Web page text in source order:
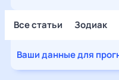
Все статьи Зодиак
Ваши данные для